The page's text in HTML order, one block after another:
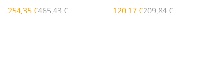
254,35 €465,43 €
120,17 €209,84 €